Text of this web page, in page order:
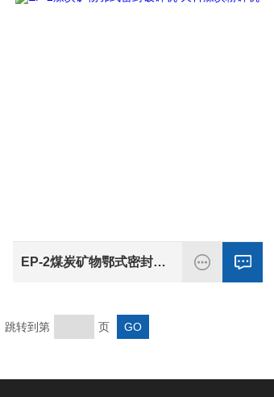
EP-2煤炭矿物鄂式密封破碎机 天科煤炭粉碎机
跳转到第 页